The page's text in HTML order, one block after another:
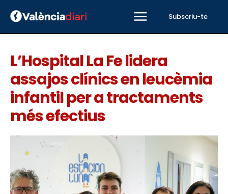
Subscriu-te
L’Hospital La Fe lidera
assajos clínics en leucèmia
infantil per a tractaments
més efectius